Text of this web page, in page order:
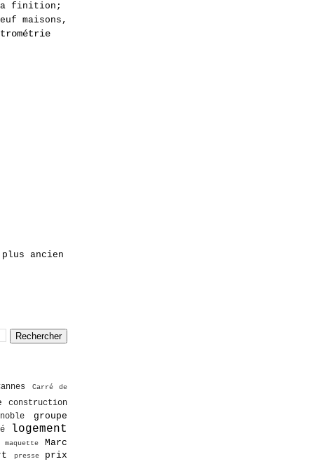
la finition;
maisons,
ancien
Carré de
construction
groupe
logement
maquette
Marc
presse prix